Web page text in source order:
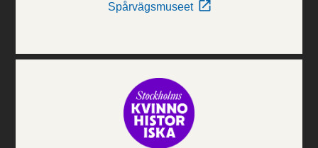
Spårvägsmuseet